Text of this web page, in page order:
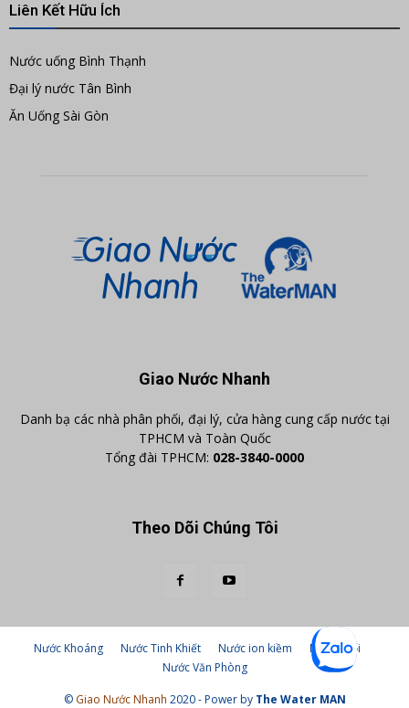
Liên Kết Hữu Ích
Nước uống Bình Thạnh
Đại lý nước Tân Bình
Ăn Uống Sài Gòn
Giao Nước Nhanh
Danh bạ các nhà phân phối, đại lý, cửa hàng cung cấp nước tại
TPHCM và Toàn Quốc
Tổng đài TPHCM: 028-3840-0000
Theo Dõi Chúng Tôi
Nước Khoáng Nước Tinh Khiết Nước ion kiềm
Nước suối
Nước Văn Phòng
© Giao Nước Nhanh 2020 - Power by The Water MAN